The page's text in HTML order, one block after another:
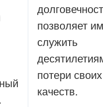
позволяет им
служить
потери своих
качеств.